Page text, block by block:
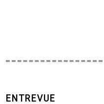
ENTREVUE